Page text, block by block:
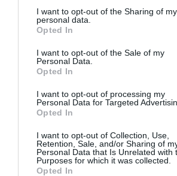
I want to opt-out of the Sharing of my
personal data.
Opted In
I want to opt-out of the Sale of my
Personal Data.
Opted In
I want to opt-out of processing my
Personal Data for Targeted
Opted In
I want to opt-out of Collection, Use,
Retention, Sale, and/or Sharing of
Personal Data that Is Unrelated with
Purposes for which it was collected.
Opted In
FAIRE UN DON
Soutenez Air Journal